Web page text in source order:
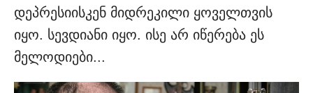
დეპრესიისკენ მიდრეკილი ყოველთვის
იყო. სევდიანი იყო. ისე არ იწერება ეს
მელოდიები...